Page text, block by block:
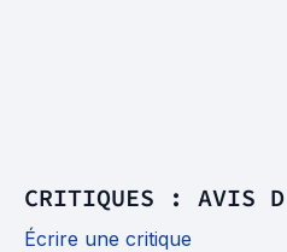
CRITIQUES : AVIS
Écrire une critique